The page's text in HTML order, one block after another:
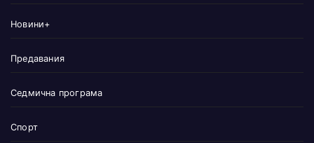
Новини+
Предавания
Седмична програма
Спорт